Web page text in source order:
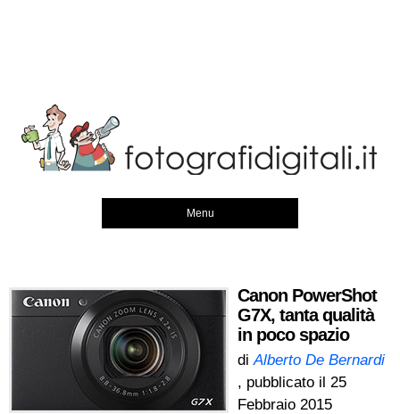
Menu
Canon PowerShot
G7X, tanta qualità
in poco spazio
diAlberto De Bernardi
, pubblicato il 25
Febbraio 2015